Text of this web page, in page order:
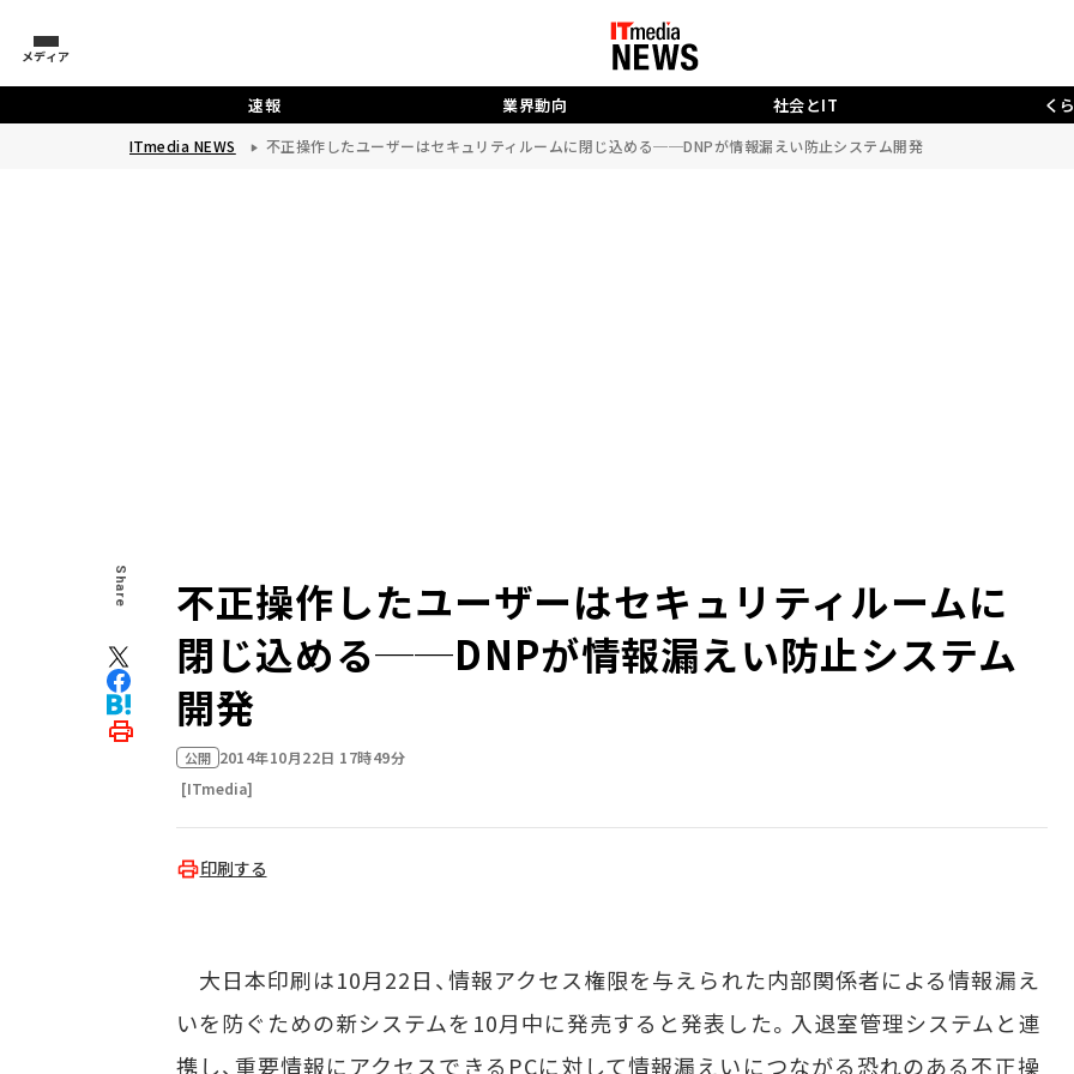
メディア
速報 業界動向 社会とIT く
ITmedia NEWS 不正操作したユーザーはセキュリティルームに閉じ込める──DNPが情報漏えい防止システム開発
Share
不正操作したユーザーはセキュリティルームに
閉じ込める──DNPが情報漏えい防止システム
開発
公開 2014年10月22日 17時49分
[ITmedia]
印刷する
大日本印刷は10月22日、情報アクセス権限を与えられた内部関係者による情報漏え
いを防ぐための新システムを10月中に発売すると発表した。入退室管理システムと連
携し、重要情報にアクセスできるPCに対して情報漏えいにつながる恐れのある不正操